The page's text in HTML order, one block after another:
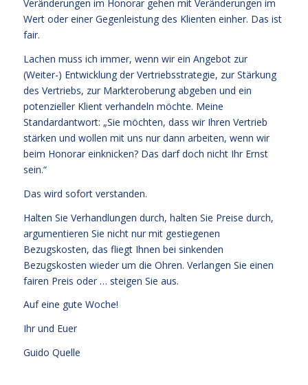
Veränderungen im Honorar gehen mit Veränderungen im
Wert oder einer Gegenleistung des Klienten einher. Das ist
fair.
Lachen muss ich immer, wenn wir ein Angebot zur
(Weiter-) Entwicklung der Vertriebsstrategie, zur Stärkung
des Vertriebs, zur Markteroberung abgeben und ein
potenzieller Klient verhandeln möchte. Meine
Standardantwort: „Sie möchten, dass wir Ihren Vertrieb
stärken und wollen mit uns nur dann arbeiten, wenn wir
beim Honorar einknicken? Das darf doch nicht Ihr Ernst
sein.“
Das wird sofort verstanden.
Halten Sie Verhandlungen durch, halten Sie Preise durch,
argumentieren Sie nicht nur mit gestiegenen
Bezugskosten, das fliegt Ihnen bei sinkenden
Bezugskosten wieder um die Ohren. Verlangen Sie einen
fairen Preis oder … steigen Sie aus.
Auf eine gute Woche!
Ihr und Euer
Guido Quelle